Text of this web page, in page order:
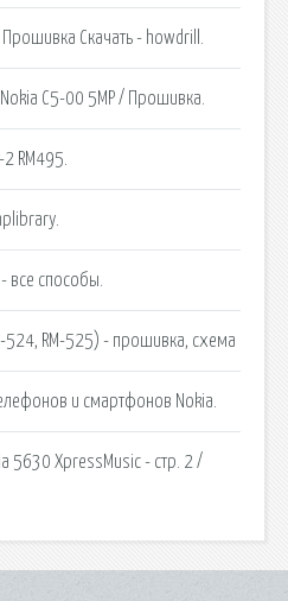
Скачать - howdrill.
C5-00 5MP / Прошивка.
RM495.
все способы.
524, RM-525) - прошивка, схема
и смартфонов Nokia.
5630 XpressMusic - стр. 2 /